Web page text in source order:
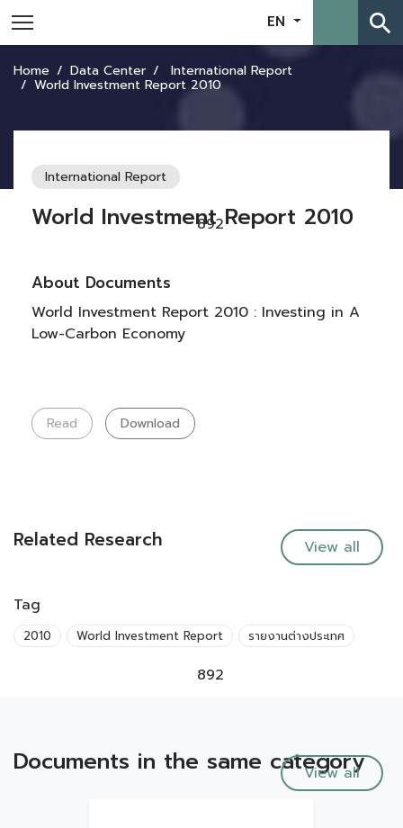
EN search
Home Data Center International Report
World Investment Report 2010
International Report
892
World Investment Report 2010
About Documents
World Investment Report 2010 : Investing in A
Low-Carbon Economy
Read Download
Related Research View all
Tag
2010 World Investment Report รายงานต่างประเทศ
892
Documents in the same category
View all